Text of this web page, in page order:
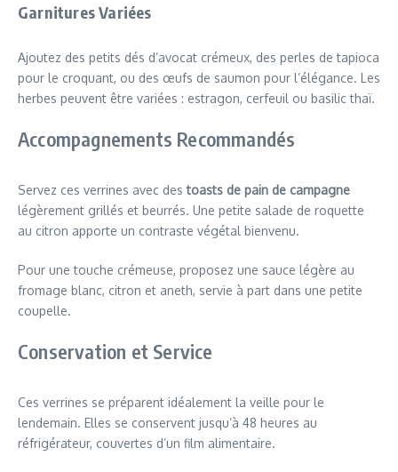
Garnitures Variées
Ajoutez des petits dés d’avocat crémeux, des perles de tapioca
pour le croquant, ou des œufs de saumon pour l’élégance. Les
herbes peuvent être variées : estragon, cerfeuil ou basilic thaï.
Accompagnements Recommandés
Servez ces verrines avec destoasts de pain de campagne
légèrement grillés et beurrés. Une petite salade de roquette
au citron apporte un contraste végétal bienvenu.
Pour une touche crémeuse, proposez une sauce légère au
fromage blanc, citron et aneth, servie à part dans une petite
coupelle.
Conservation et Service
Ces verrines se préparent idéalement la veille pour le
lendemain. Elles se conservent jusqu’à 48 heures au
réfrigérateur, couvertes d’un film alimentaire.